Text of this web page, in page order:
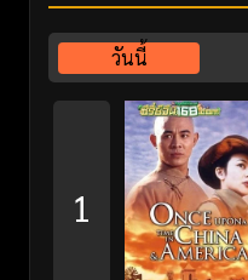
วันนี้
1